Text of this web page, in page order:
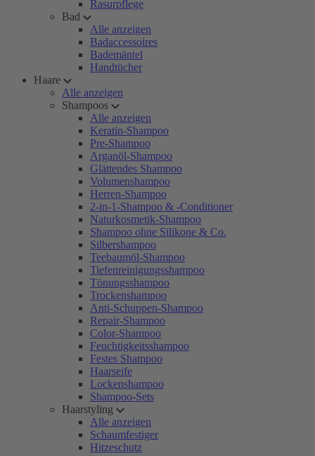
Rasurpflege
Bad
Alle anzeigen
Badaccessoires
Bademäntel
Handtücher
Haare
Alle anzeigen
Shampoos
Alle anzeigen
Keratin-Shampoo
Pre-Shampoo
Arganöl-Shampoo
Glättendes Shampoo
Volumenshampoo
Herren-Shampoo
2-in-1-Shampoo & -Conditioner
Naturkosmetik-Shampoo
Shampoo ohne Silikone & Co.
Silbershampoo
Teebaumöl-Shampoo
Tiefenreinigungsshampoo
Tönungsshampoo
Trockenshampoo
Anti-Schuppen-Shampoo
Repair-Shampoo
Color-Shampoo
Feuchtigkeitsshampoo
Festes Shampoo
Haarseife
Lockenshampoo
Shampoo-Sets
Haarstyling
Alle anzeigen
Schaumfestiger
Hitzeschutz